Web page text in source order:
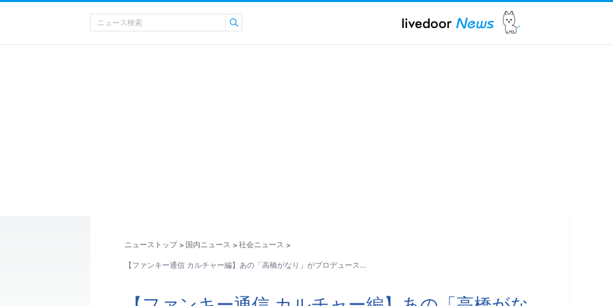
ニューストップ > 国内ニュース > 社会ニュース >
【ファンキー通信 カルチャー編】あの「高橋がなり」がプロデュース…